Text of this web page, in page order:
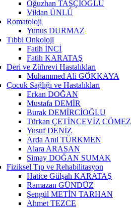
Oğuzhan TAŞÇIOĞLU
Vildan ÜNLÜ
Romatoloji
Yunus DURMAZ
Tıbbi Onkoloji
Fatih İNCİ
Fatih KARATAŞ
Deri ve Zührevi Hastalıkları
Muhammed Ali GÖKKAYA
Çocuk Sağlığı ve Hastalıkları
Erkan DOĞAN
Mustafa DEMİR
Burak DEMİRCİOĞLU
Türkan ÇETİNCEVİZ CÖMEZ
Yusuf DENİZ
Arda Anıl TÜRKMEN
Alara ARASAN
Simay DOĞAN SUMAK
Fiziksel Tıp ve Rehabilitasyon
Hatice Gülşah KARATAŞ
Ramazan GÜNDÜZ
Şengül METİN TARHAN
Ahmet TEZCE